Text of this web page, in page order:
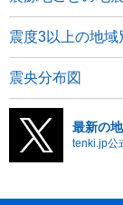
震度3以上の地域
震央分布図
最新の
tenki.jp公